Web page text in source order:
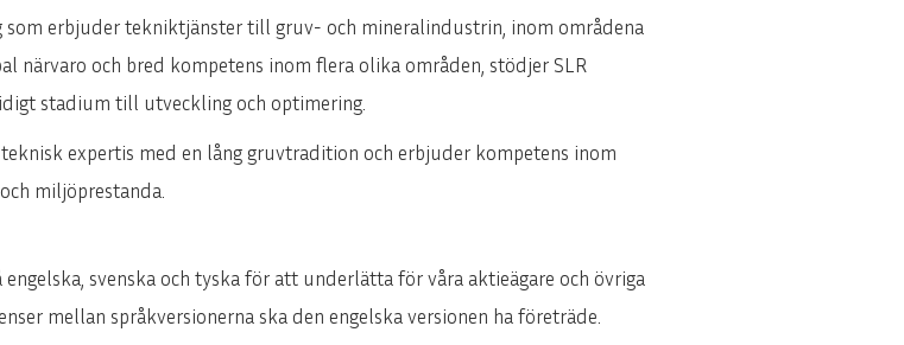
erbjuder tekniktjänster till gruv- och mineralindustrin, inom områdena
närvaro och bred kompetens inom flera olika områden, stödjer SLR
stadium till utveckling och optimering.
expertis med en lång gruvtradition och erbjuder kompetens inom
miljöprestanda.
svenska och tyska för att underlätta för våra aktieägare och övriga
mellan språkversionerna ska den engelska versionen ha företräde.